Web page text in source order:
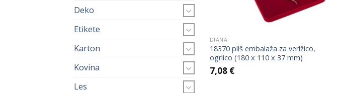
Deko
Etikete
Karton
Kovina
Les
DIANA
18370 pliš embalaža za verižico,
ogrlico (180 x 110 x 37 mm)
7,08 €